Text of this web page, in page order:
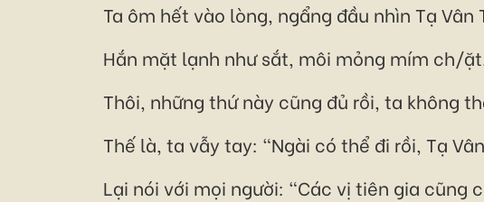
Ta ôm hết vào lòng, ngẩng đầu nhìn Tạ
Hắn mặt lạnh như sắt, môi mỏng mím ch/
Thôi, những thứ này cũng đủ rồi, ta không
Thế là, ta vẫy tay: "Ngài có thể đi rồi, Tạ
Lại nói với mọi người: "Các vị tiên gia cũng